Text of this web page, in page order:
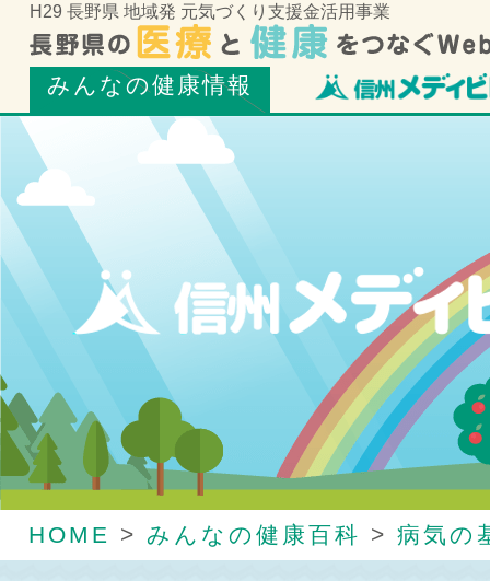
H29 長野県 地域発 元気づくり支援金活用事業
みんなの健康情報
HOME > みんなの健康百科 > 病気の